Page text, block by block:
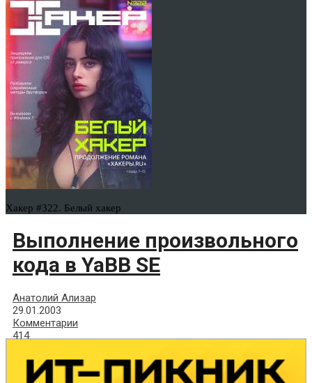
Хакер #322. Белый хакер
Выполнение произвольного
кода в YaBB SE
Анатолий Ализар
29.01.2003
Комментарии
414